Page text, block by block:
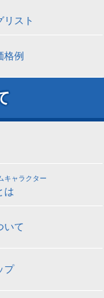
リスト
格例
キャラクター
は
いて
プ